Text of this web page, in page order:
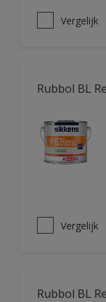
Vergelijk
Rubbol BL
Vergelijk
Rubbol BL